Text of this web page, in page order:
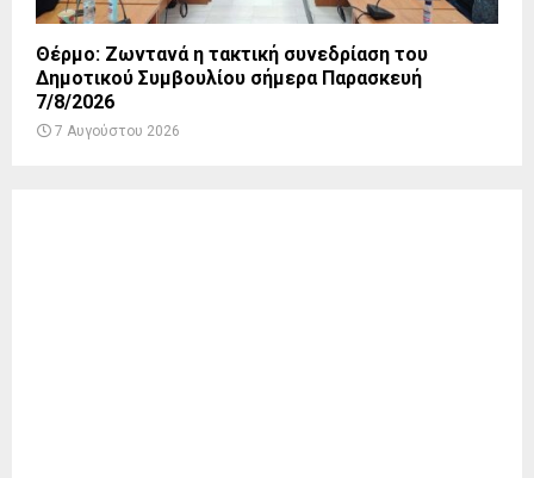
Θέρμο: Ζωντανά η τακτική συνεδρίαση του
Δημοτικού Συμβουλίου σήμερα Παρασκευή
7/8/2026
7 Αυγούστου 2026